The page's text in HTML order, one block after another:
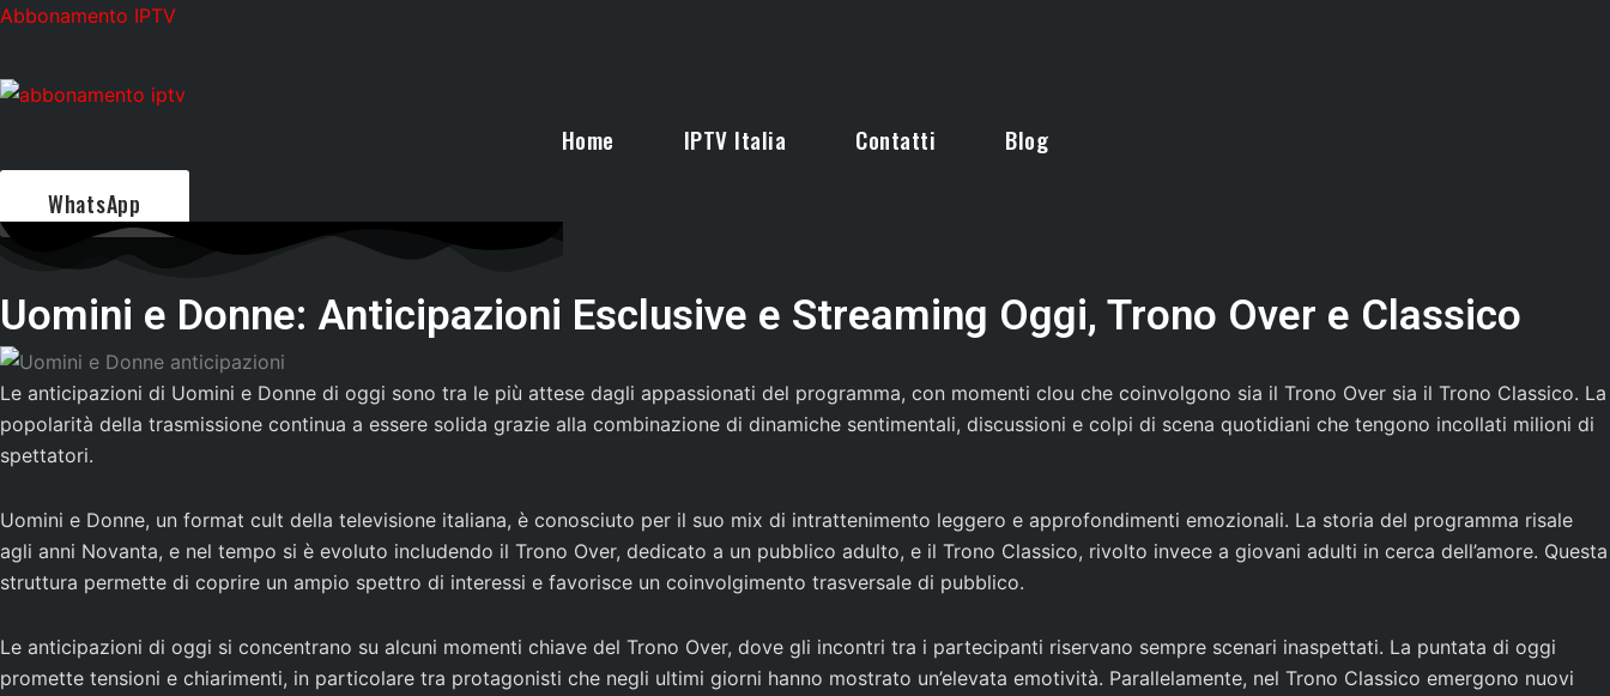
Skip
content
Abbonamento IPTV
Home IPTV Italia Contatti Blog
WhatsApp
Uomini e Donne: Anticipazioni Esclusive e Streaming Oggi, Trono Over e Classico
Le anticipazioni di Uomini e Donne di oggi sono tra le più attese dagli appassionati del programma, con momenti clou che coinvolgono sia il Trono Over sia il Trono Classico. La
popolarità della trasmissione continua a essere solida grazie alla combinazione di dinamiche sentimentali, discussioni e colpi di scena quotidiani che tengono incollati milioni di
spettatori.
Uomini e Donne, un format cult della televisione italiana, è conosciuto per il suo mix di intrattenimento leggero e approfondimenti emozionali. La storia del programma risale
agli anni Novanta, e nel tempo si è evoluto includendo il Trono Over, dedicato a un pubblico adulto, e il Trono Classico, rivolto invece a giovani adulti in cerca dell’amore. Questa
struttura permette di coprire un ampio spettro di interessi e favorisce un coinvolgimento trasversale di pubblico.
Le anticipazioni di oggi si concentrano su alcuni momenti chiave del Trono Over, dove gli incontri tra i partecipanti riservano sempre scenari inaspettati. La puntata di oggi
promette tensioni e chiarimenti, in particolare tra protagonisti che negli ultimi giorni hanno mostrato un’elevata emotività. Parallelamente, nel Trono Classico emergono nuovi